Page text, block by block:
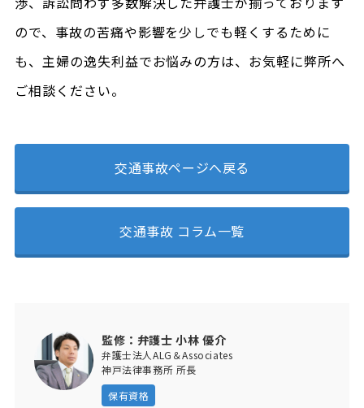
ので、事故の苦痛や影響を少しでも軽くするために
も、主婦の逸失利益でお悩みの方は、お気軽に弊所へ
ご相談ください。
交通事故ページへ戻る
交通事故 コラム一覧
監修：弁護士 小林 優介
弁護士法人ALG＆Associates
神戸法律事務所 所長
保有資格